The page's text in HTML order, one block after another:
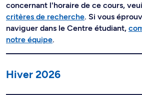
concernant l'horaire de ce cours,
critères de recherche. Si vous
naviguer dans le Centre étudiant,
notre équipe.
Hiver 2026